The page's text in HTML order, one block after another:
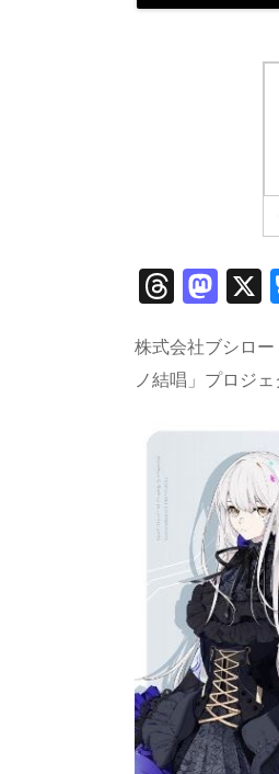
T
h
re
a
d
M
a
st
o
d
o
n
株式会社ブシロ
ノ結唱」プロジ